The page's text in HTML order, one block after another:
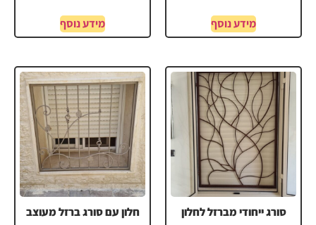
מידע נוסף מידע נוסף
סורג ייחודי מברזל לחלון חלון עם סורג ברזל מעוצב